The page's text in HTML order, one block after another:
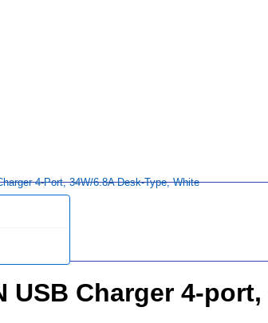
4-Port, 34W/6.8A Desk-Type, White
USB Charger 4-